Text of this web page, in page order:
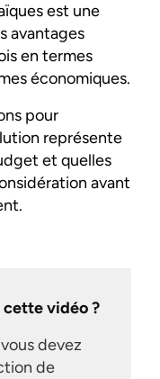
est une
avantages
en termes
économiques.
pour
représente
et quelles
avant
cette vidéo ?
devez
de